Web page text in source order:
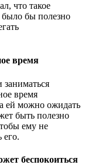
что такое
было бы полезно
время
заниматься
время
ей можно ожидать
быть полезно
ему не
его.
беспокоиться